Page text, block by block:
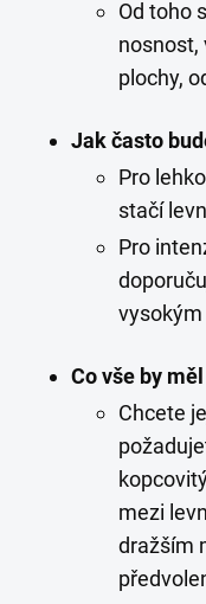
Od toho
nosnost,
plochy,
Jak často
Pro
stačí
Pro
Co vše by
Chcete
mezi
dražším